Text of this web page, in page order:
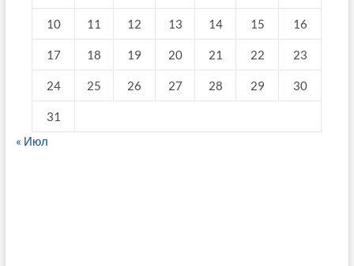
10 11 12 13 14 15 16
17 18 19 20 21 22 23
24 25 26 27 28 29 30
31
« Июл